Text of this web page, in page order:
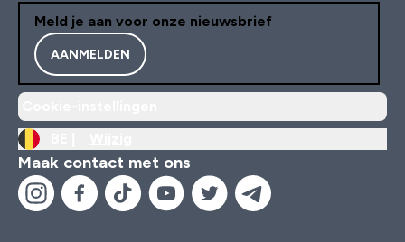
Meld je aan voor onze nieuwsbrief
AANMELDEN
Maak contact met ons